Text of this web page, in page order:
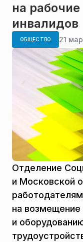
на
инвалидов
ОБЩЕСТВО 21
Отделение
и Московской
на возмещение
и